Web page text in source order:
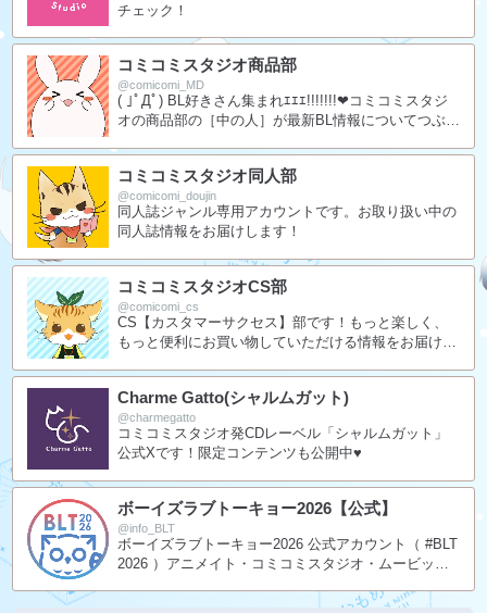
チェック！
コミコミスタジオ商品部
@comicomi_MD
( ｣ﾟДﾟ) BL好きさん集まれｴｴｴ!!!!!!!❤コミコミスタジ
オの商品部の［中の人］が最新BL情報についてつぶや
コミコミスタジオ同人部
@comicomi_doujin
同人誌ジャンル専用アカウントです。お取り扱い中の
同人誌情報をお届けします！
コミコミスタジオCS部
@comicomi_cs
CS【カスタマーサクセス】部です！もっと楽しく、
もっと便利にお買い物していただける情報をお届けし
Charme Gatto(シャルムガット)
@charmegatto
コミコミスタジオ発CDレーベル「シャルムガット」
公式Xです！限定コンテンツも公開中♥
ボーイズラブトーキョー2026【公式】
@info_BLT
ボーイズラブトーキョー2026 公式アカウント（ #BLT
2026 ）アニメイト・コミコミスタジオ・ムービック